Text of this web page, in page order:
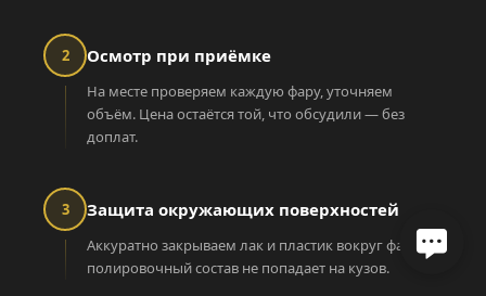
2 Осмотр при приёмке
На месте проверяем каждую фару, уточняем
объём. Цена остаётся той, что обсудили — без
доплат.
3 Защита окружающих поверхностей
Аккуратно закрываем лак и пластик вокруг фары —
полировочный состав не попадает на кузов.